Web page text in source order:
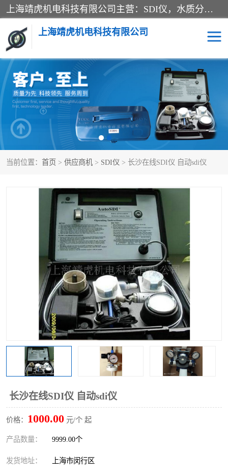
上海靖虎机电科技有限公司主营：SDI仪，水质分析仪，水质检测仪产品；上海靖虎机电科技有限公司在专业制造和研发等方面的强大的平台优势，利用自身在自动化仪表、自控系统及环保监测仪器的专长，以优良的技术，优越的产品质量和良好的服务质量与广大客户真诚合作。
上海靖虎机电科技有限公司
当前位置： 首页 > 供应商机 > SDI仪 > 长沙在线SDI仪 自动sdi仪
长沙在线SDI仪 自动sdi仪
价格： 1000.00 元/个 起
产品数量： 9999.00个
发货地址： 上海市闵行区
SDI仪 过滤膜过滤纸
PH电导测试笔 水质分析仪
水质检测仪 电导测试笔
PH电导测试仪